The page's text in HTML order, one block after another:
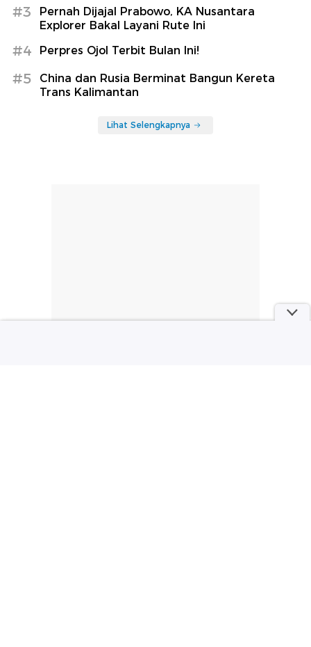
#3
Pernah Dijajal Prabowo, KA Nusantara
Explorer Bakal Layani Rute Ini
#4 Perpres Ojol Terbit Bulan Ini!
#5
China dan Rusia Berminat Bangun Kereta
Trans Kalimantan
Lihat Selengkapnya